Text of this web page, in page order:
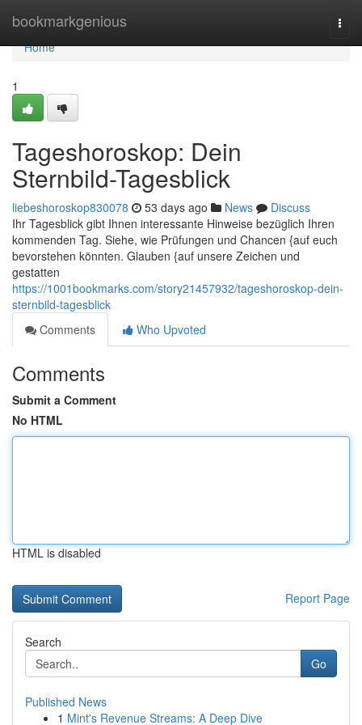
bookmarkgenious
Home
Home
1
Tageshoroskop: Dein
Sternbild-Tagesblick
liebeshoroskop830078 53 days ago News
Discuss
Ihr Tagesblick gibt Ihnen interessante Hinweise bezüglich Ihren
kommenden Tag. Siehe, wie Prüfungen und Chancen {auf euch
bevorstehen könnten. Glauben {auf unsere Zeichen und
gestatten
https://1001bookmarks.com/story21457932/tageshoroskop-dein-
sternbild-tagesblick
Comments
Who Upvoted
Comments
Submit a Comment
No HTML
HTML is disabled
Report Page
Search
Go
Published News
1 Mint's Revenue Streams: A Deep Dive